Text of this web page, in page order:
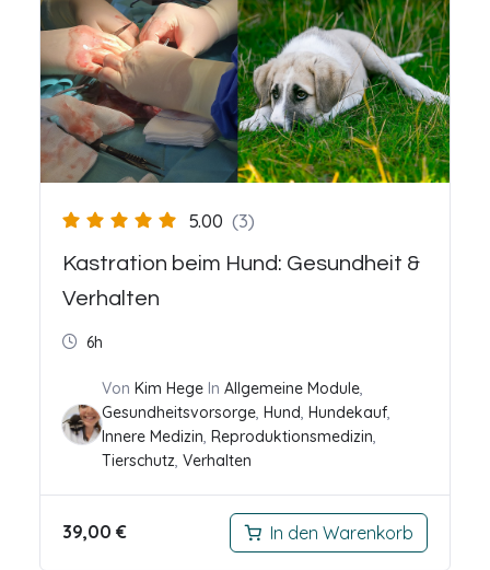
5.00 (3)
Kastration beim Hund: Gesundheit &
Verhalten
6h
Von Kim Hege In Allgemeine Module,
Gesundheitsvorsorge, Hund, Hundekauf,
Innere Medizin, Reproduktionsmedizin,
Tierschutz, Verhalten
39,00 € In den Warenkorb